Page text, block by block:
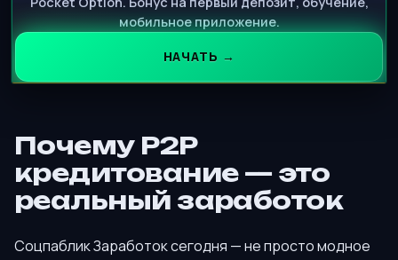
мобильное приложение.
НАЧАТЬ →
Почему P2P
кредитование — это
реальный заработок
Соцпаблик Заработок сегодня — не просто модное